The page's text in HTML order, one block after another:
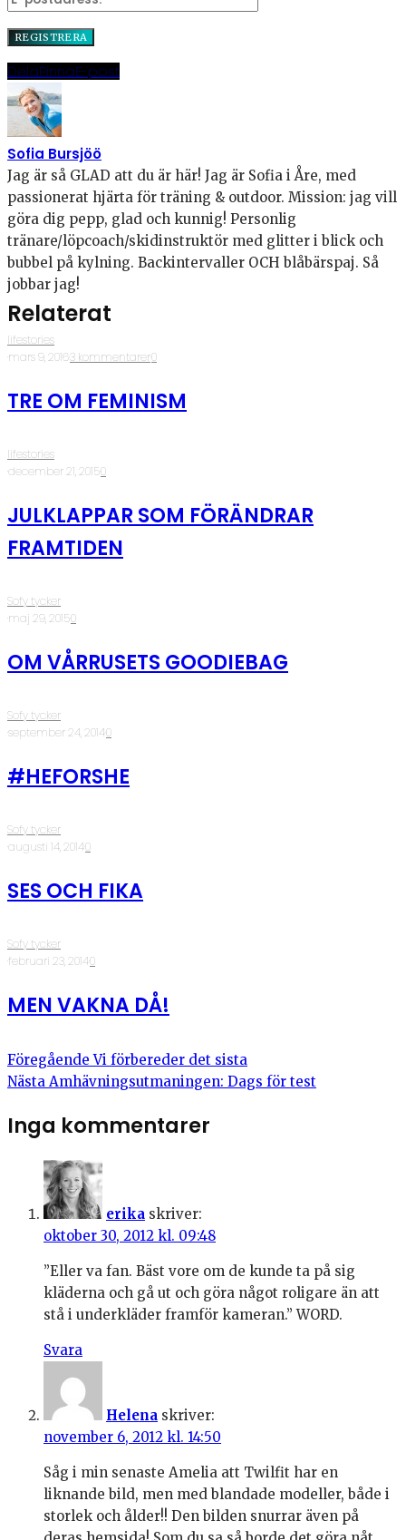
DelaPinnaE-post
Sofia Bursjöö
Jag är så GLAD att du är här! Jag är Sofia i Åre, med
passionerat hjärta för träning & outdoor. Mission: jag vill
göra dig pepp, glad och kunnig! Personlig
tränare/löpcoach/skidinstruktör med glitter i blick och
bubbel på kylning. Backintervaller OCH blåbärspaj. Så
jobbar jag!
Relaterat
lifestories
·mars 9, 2016·3 kommentarer·0
TRE OM FEMINISM
lifestories
·december 21, 2015·0
JULKLAPPAR SOM FÖRÄNDRAR
FRAMTIDEN
Sofy tycker
·maj 29, 2015·0
OM VÅRRUSETS GOODIEBAG
Sofy tycker
·september 24, 2014·0
#HEFORSHE
Sofy tycker
·augusti 14, 2014·0
SES OCH FIKA
Sofy tycker
·februari 23, 2014·0
MEN VAKNA DÅ!
Föregående Vi förbereder det sista
Nästa Amhävningsutmaningen: Dags för test
Inga kommentarer
erika skriver:
oktober 30, 2012 kl. 09:48
”Eller va fan. Bäst vore om de kunde ta på sig
kläderna och gå ut och göra något roligare än att
stå i underkläder framför kameran.” WORD.
Svara
Helena skriver:
november 6, 2012 kl. 14:50
Såg i min senaste Amelia att Twilfit har en
liknande bild, men med blandade modeller, både i
storlek och ålder!! Den bilden snurrar även på